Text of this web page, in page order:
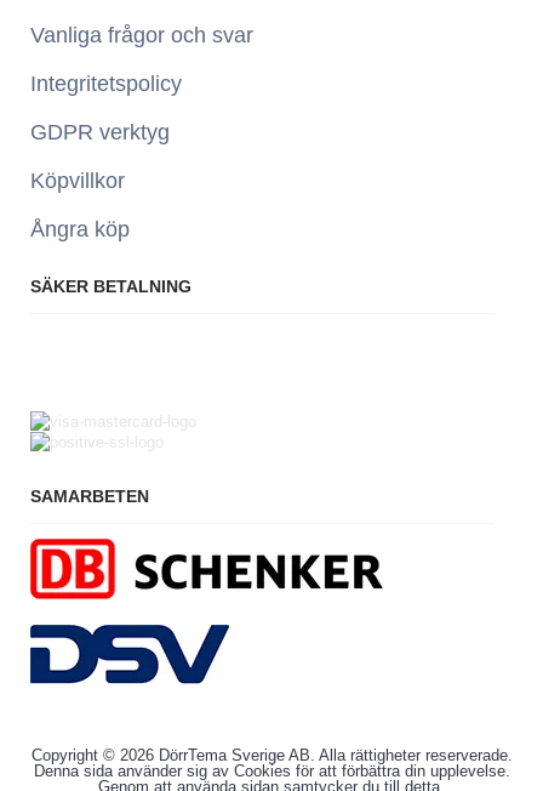
Vanliga frågor och svar
Integritetspolicy
GDPR verktyg
Köpvillkor
Ångra köp
SÄKER BETALNING
SAMARBETEN
Copyright © 2026 DörrTema Sverige AB. Alla rättigheter reserverade.
Denna sida använder sig av Cookies för att förbättra din upplevelse.
Genom att använda sidan samtycker du till detta.